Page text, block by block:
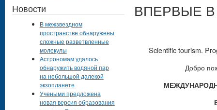
ВПЕРВЫЕ
Scientific tourism.
Добро
Новости
В межзвездном
пространстве обнаружены
сложные разветвленные
молекулы
Астрономам удалось
обнаружить водяной пар
на небольшой далекой
экзопланете
Учеными предложена
новая версия образования